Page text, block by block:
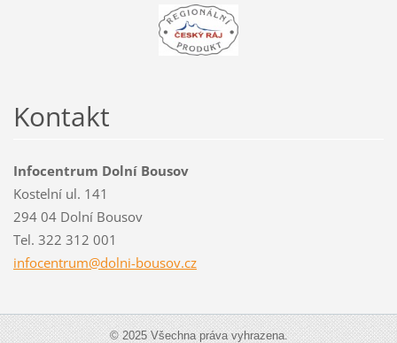
Kontakt
Infocentrum Dolní Bousov
Kostelní ul. 141
294 04 Dolní Bousov
Tel. 322 312 001
infocentrum@dolni-bousov.cz
© 2025 Všechna práva vyhrazena.